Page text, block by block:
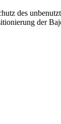
des
der